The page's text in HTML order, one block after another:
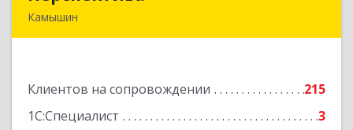
Камышин
Клиентов на сопровождении
215
1С:Специалист
3
Подробнее